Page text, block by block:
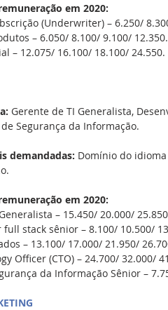
em 2020:
(Underwriter) – 6.250/
– 6.050/ 8.100/ 9.100/ 12.350.
– 12.075/ 16.100/ 18.100/ 24.550.
Gerente de TI Generalista,
Segurança da Informação.
demandadas: Domínio do
em 2020:
– 15.450/ 20.000/
full stack sênior – 8.100/ 10.500/
– 13.100/ 17.000/ 21.950/
Officer (CTO) – 24.700/ 32.000/
da Informação Sênior –